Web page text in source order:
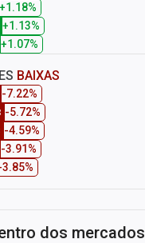
+1.18%
+1.13%
+1.07%
BAIXAS
-7.22%
-5.72%
-4.59%
-3.91%
3.85%
dos mercados